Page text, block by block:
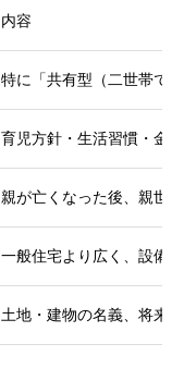
内容
特に「共有型（二世帯で
育児方針・生活習慣・金
親が亡くなった後、親世
一般住宅より広く、設備
土地・建物の名義、将来